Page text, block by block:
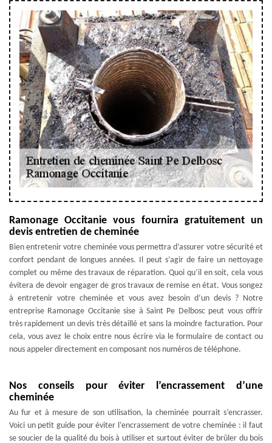
Ramonage Occitanie vous fournira gratuitement un
devis entretien de cheminée
Bien entretenir votre cheminée vous permettra d’assurer votre sécurité et
confort pendant de longues années. Il peut s’agir de faire un nettoyage
complet ou même des travaux de réparation. Quoi qu’il en soit, cela vous
évitera de devoir engager de gros travaux de remise en état. Vous songez
à entretenir votre cheminée et vous avez besoin d’un devis ? Notre
entreprise Ramonage Occitanie sise à Saint Pe Delbosc peut vous offrir
très rapidement un devis très détaillé et sans la moindre facturation. Pour
cela, vous avez le choix entre nous écrire via le formulaire de contact ou
nous appeler directement en composant nos numéros de téléphone.
Nos conseils pour éviter l’encrassement d’une
cheminée
Au fur et à mesure de son utilisation, la cheminée pourrait s’encrasser.
Voici un petit guide pour éviter l’encrassement de votre cheminée : il faut
se soucier de la qualité du bois à utiliser et surtout éviter de brûler du bois